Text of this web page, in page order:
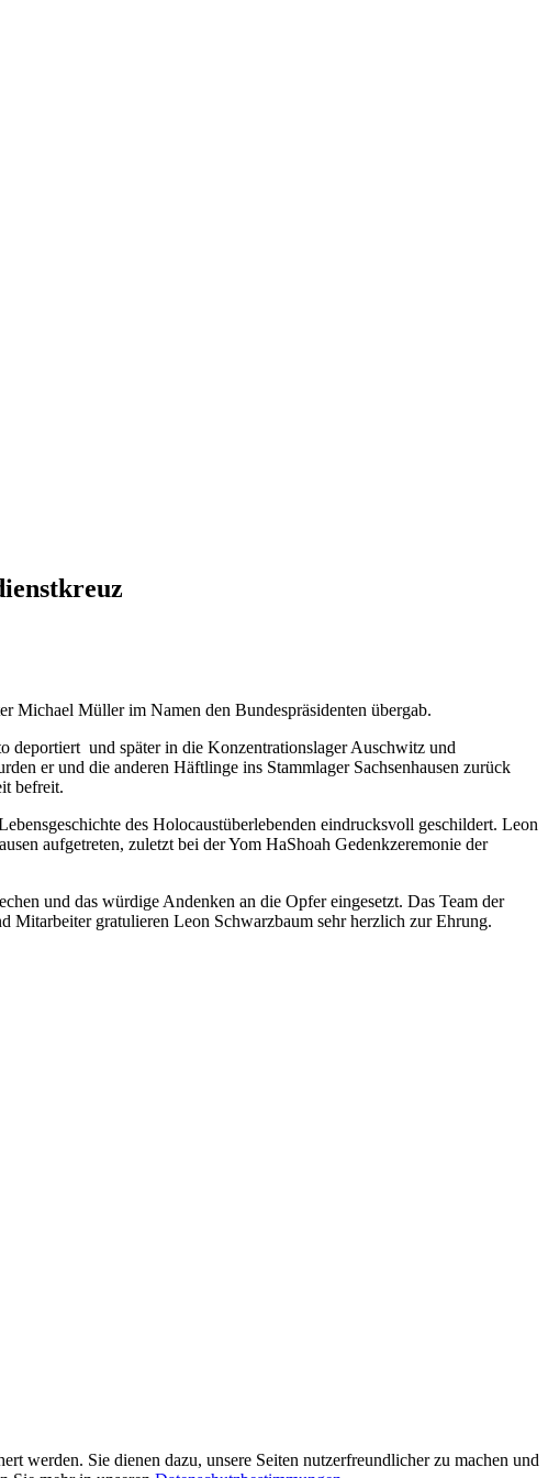
Michael Müller im Namen den Bundespräsidenten übergab.
deportiert und später in die Konzentrationslager Auschwitz und
er und die anderen Häftlinge ins Stammlager Sachsenhausen zurück
befreit.
des Holocaustüberlebenden eindrucksvoll geschildert. Leon
aufgetreten, zuletzt bei der Yom HaShoah Gedenkzeremonie der
und das würdige Andenken an die Opfer eingesetzt. Das Team der
Mitarbeiter gratulieren Leon Schwarzbaum sehr herzlich zur Ehrung.
werden. Sie dienen dazu, unsere Seiten nutzerfreundlicher zu machen und